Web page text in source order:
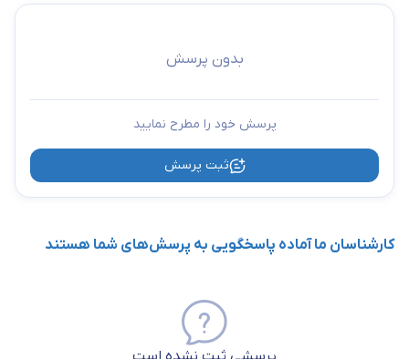
بدون پرسش
پرسش خود را مطرح نمایید
ثبت پرسش
کارشناسان ما آماده پاسخگویی به پرسش‌های شما هستند